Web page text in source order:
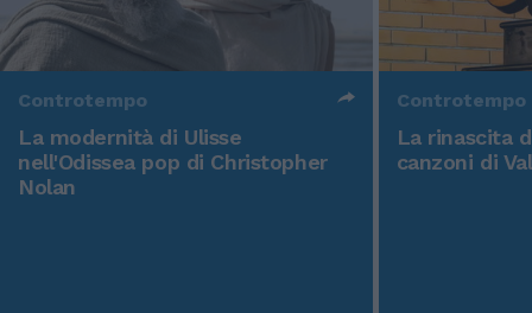
Controtempo
La modernità di Ulisse
nell'Odissea pop di Christopher
Nolan
Controtempo
La rinascita
canzoni di